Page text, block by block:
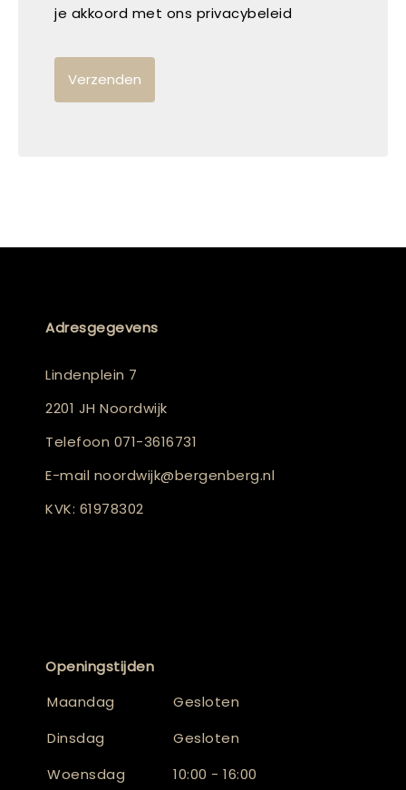
je akkoord met ons privacybeleid
Adresgegevens
Lindenplein 7
2201 JH Noordwijk
Telefoon 071-3616731
E-mail noordwijk@bergenberg.nl
KVK: 61978302
Openingstijden
Maandag
Gesloten
Dinsdag
Gesloten
Woensdag
10:00 - 16:00